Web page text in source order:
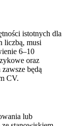
istotnych dla
liczbą, musi
6–10
oraz
będą
CV.
lub